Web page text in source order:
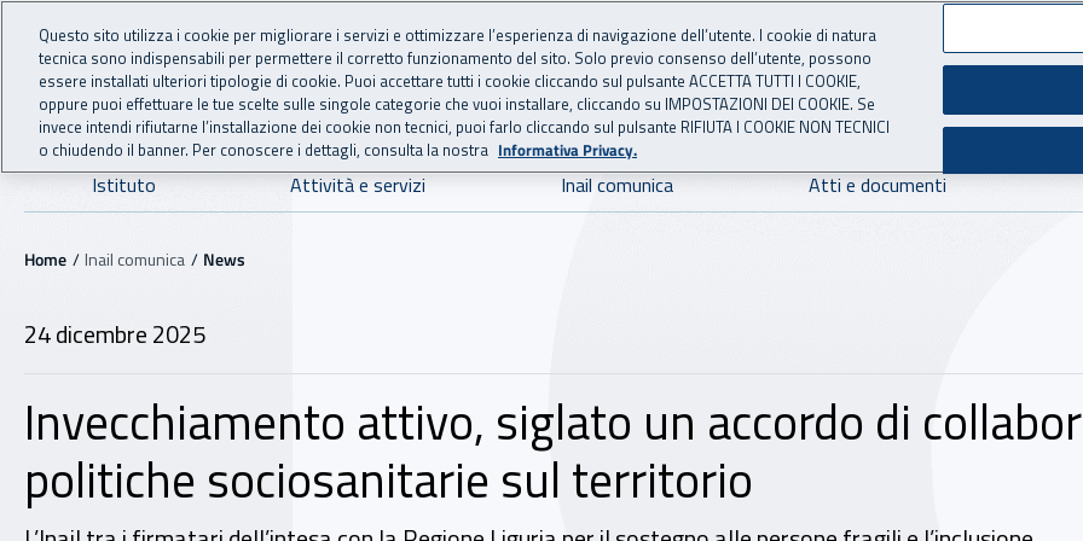
Vai al menu principale
Vai al contenuto principale
INAIL - Istituto Nazionale per l'Assicurazione
Navigazione principale
Istituto Attività e servizi Inail comunica Atti e documenti
Navigazione - Ti trovi in:
Home Inail comunica News
24 dicembre 2025
Invecchiamento attivo, siglato un accordo di
politiche sociosanitarie sul territorio
Questo sito utilizza i cookie per migliorare i servizi e ottimizzare l’esperienza di navigazione dell’utente. I cookie di natura
tecnica sono indispensabili per permettere il corretto funzionamento del sito. Solo previo consenso dell’utente, possono
essere installati ulteriori tipologie di cookie. Puoi accettare tutti i cookie cliccando sul pulsante ACCETTA TUTTI I COOKIE,
oppure puoi effettuare le tue scelte sulle singole categorie che vuoi installare, cliccando su IMPOSTAZIONI DEI COOKIE. Se
invece intendi rifiutarne l’installazione dei cookie non tecnici, puoi farlo cliccando sul pulsante RIFIUTA I COOKIE NON TECNICI
o chiudendo il banner. Per conoscere i dettagli, consulta la nostra Informativa Privacy.